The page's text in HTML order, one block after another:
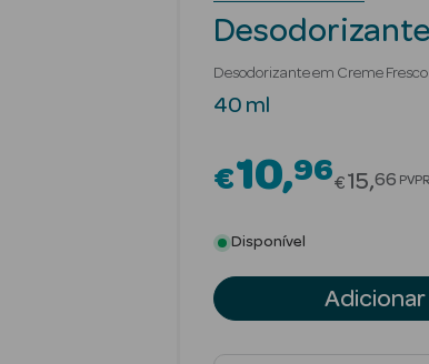
Desodorizante em Creme Fresco
40 ml
€10 96Price
€15 66 PVPR
Disponível
Adicionar